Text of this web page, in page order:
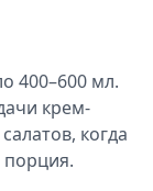
400–600 мл.
крем-
когда
порция.